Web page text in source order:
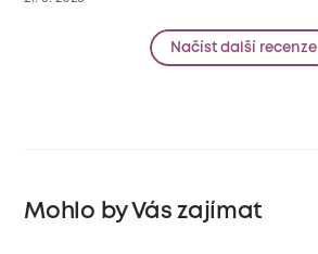
Načíst další recenze
Mohlo by Vás zajímat